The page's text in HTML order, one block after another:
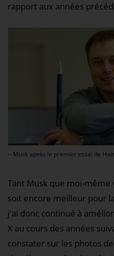
rapport aux années
-- Musk après le premier essai de
Tant Musk que moi-même
soit encore meilleur pour
j'ai donc continué à
X au cours des années
constater sur les photos